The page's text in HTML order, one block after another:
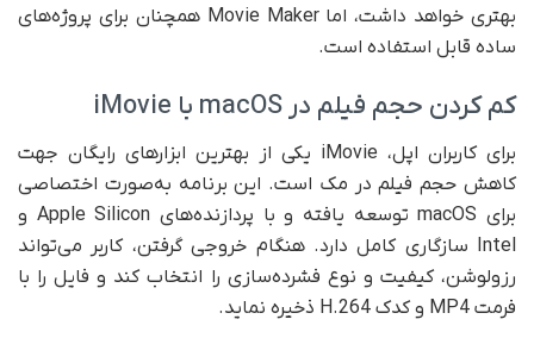
بهتری خواهد داشت، اما Movie Maker همچنان برای پروژه‌های
ساده قابل استفاده است.
کم کردن حجم فیلم در macOS با iMovie
برای کاربران اپل، iMovie یکی از بهترین ابزارهای رایگان جهت
کاهش حجم فیلم در مک است. این برنامه به‌صورت اختصاصی
برای macOS توسعه یافته و با پردازنده‌های Apple Silicon و
Intel سازگاری کامل دارد. هنگام خروجی گرفتن، کاربر می‌تواند
رزولوشن، کیفیت و نوع فشرده‌سازی را انتخاب کند و فایل را با
فرمت MP4 و کدک H.264 ذخیره نماید.